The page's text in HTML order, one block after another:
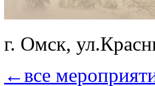
г. Омск,
←все